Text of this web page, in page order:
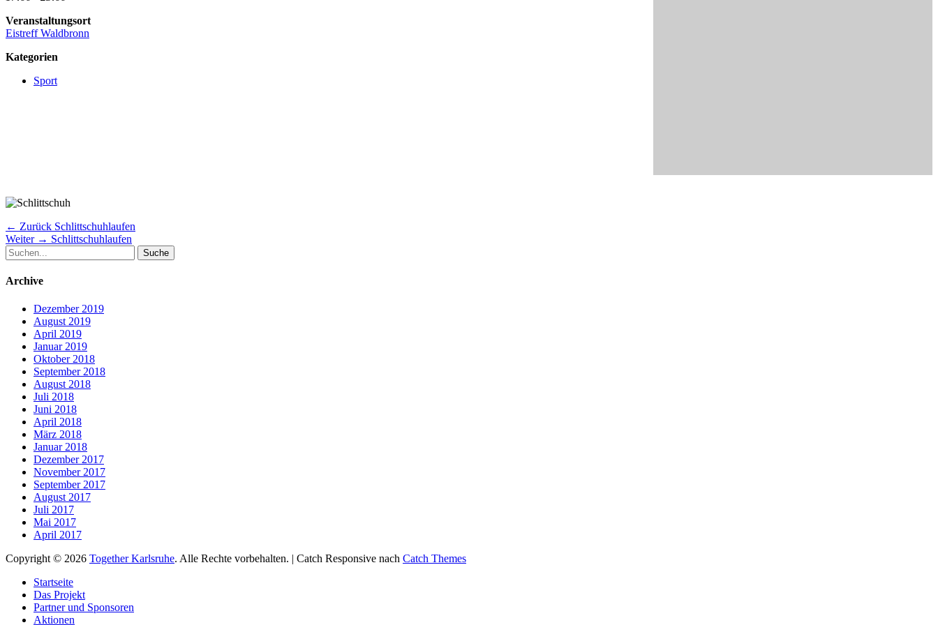
Veranstaltungsort
Eistreff Waldbronn
Kategorien
Sport
Beitragsnavigation
← Zurück Vorheriger
Beitrag:
Schlittschuhlaufen
Weiter → Nächster
Schlittschuhlaufen
Suche
nach:
Archive
Dezember 2019
August 2019
April 2019
Januar 2019
Oktober 2018
September 2018
August 2018
Juli 2018
Juni 2018
April 2018
März 2018
Januar 2018
Dezember 2017
November 2017
September 2017
August 2017
Juli 2017
Mai 2017
April 2017
Copyright © 2026 Together Karlsruhe. Alle Rechte vorbehalten. | Catch Responsive nach Catch Themes
oben
scrollen
Startseite
Das Projekt
Partner und Sponsoren
Aktionen